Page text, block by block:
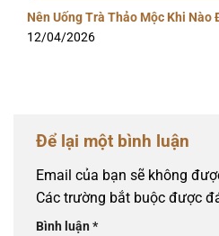
Nên Uống Trà Thảo Mộc Khi Nào
12/04/2026
Để lại một bình luận
Email của bạn sẽ không
Các trường bắt buộc được
Bình luận*